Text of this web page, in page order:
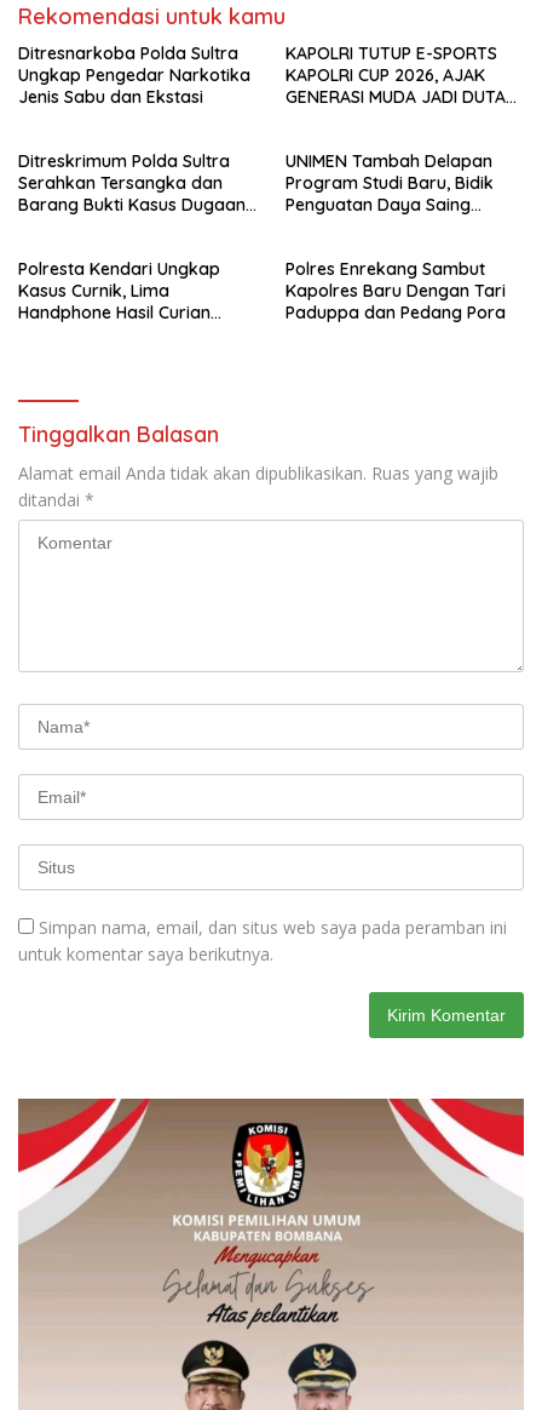
Rekomendasi untuk kamu
Ditresnarkoba Polda Sultra
Ungkap Pengedar Narkotika
Jenis Sabu dan Ekstasi
KAPOLRI TUTUP E-SPORTS
KAPOLRI CUP 2026, AJAK
GENERASI MUDA JADI DUTA
Ditreskrimum Polda Sultra
Serahkan Tersangka dan
Barang Bukti Kasus Dugaan
Kejaksaan
UNIMEN Tambah Delapan
Program Studi Baru, Bidik
Penguatan Daya Saing
Polresta Kendari Ungkap
Kasus Curnik, Lima
Handphone Hasil Curian
Polres Enrekang Sambut
Kapolres Baru Dengan Tari
Paduppa dan Pedang Pora
Tinggalkan Balasan
Alamat email Anda tidak akan dipublikasikan. Ruas yang wajib
ditandai *
Simpan nama, email, dan situs web saya pada peramban ini
untuk komentar saya berikutnya.